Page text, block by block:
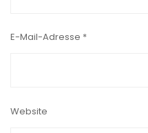
E-Mail-Adresse *
Website